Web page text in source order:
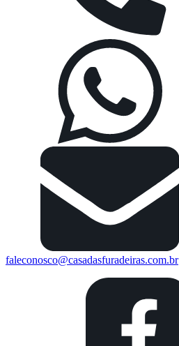
faleconosco@casadasfuradeiras.com.br